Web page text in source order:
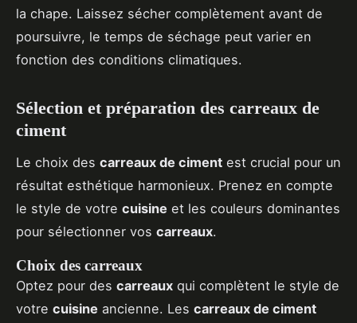
la chape. Laissez sécher complètement avant de
poursuivre, le temps de séchage peut varier en
fonction des conditions climatiques.
Sélection et préparation des carreaux de
ciment
Le choix des carreaux de ciment est crucial pour un
résultat esthétique harmonieux. Prenez en compte
le style de votre cuisine et les couleurs dominantes
pour sélectionner vos carreaux.
Choix des carreaux
Optez pour des carreaux qui complètent le style de
votre cuisine ancienne. Les carreaux de ciment